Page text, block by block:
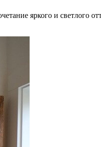
яркого и светлого